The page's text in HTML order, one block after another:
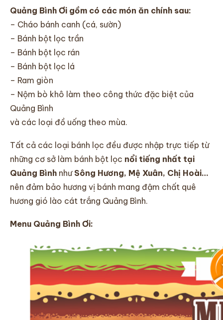
Quảng Bình Ơi gồm có các món ăn chính sau:
– Cháo bánh canh (cá, sườn)
– Bánh bột lọc trần
– Bánh bột lọc rán
– Bánh bột lọc lá
– Ram giòn
– Nộm bò khô làm theo công thức đặc biệt của
Quảng Bình
và các loại đồ uống theo mùa.
Tất cả các loại bánh lọc đều được nhập trực tiếp từ
những cơ sở làm bánh bột lọc nổi tiếng nhất tại
Quảng Bình như Sông Hương, Mệ Xuân, Chị Hoài…
nên đảm bảo hương vị bánh mang đậm chất quê
hương gió lào cát trắng Quảng Bình.
Menu Quảng Bình Ơi: